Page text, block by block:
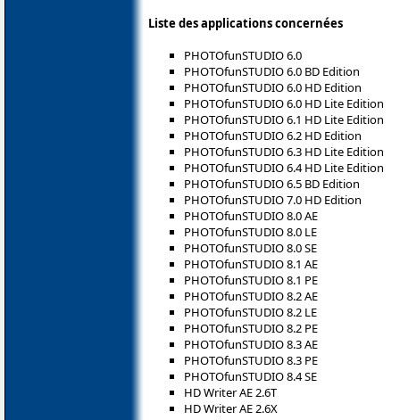
Liste des applications concernées
PHOTOfunSTUDIO 6.0
PHOTOfunSTUDIO 6.0 BD Edition
PHOTOfunSTUDIO 6.0 HD Edition
PHOTOfunSTUDIO 6.0 HD Lite Edition
PHOTOfunSTUDIO 6.1 HD Lite Edition
PHOTOfunSTUDIO 6.2 HD Edition
PHOTOfunSTUDIO 6.3 HD Lite Edition
PHOTOfunSTUDIO 6.4 HD Lite Edition
PHOTOfunSTUDIO 6.5 BD Edition
PHOTOfunSTUDIO 7.0 HD Edition
PHOTOfunSTUDIO 8.0 AE
PHOTOfunSTUDIO 8.0 LE
PHOTOfunSTUDIO 8.0 SE
PHOTOfunSTUDIO 8.1 AE
PHOTOfunSTUDIO 8.1 PE
PHOTOfunSTUDIO 8.2 AE
PHOTOfunSTUDIO 8.2 LE
PHOTOfunSTUDIO 8.2 PE
PHOTOfunSTUDIO 8.3 AE
PHOTOfunSTUDIO 8.3 PE
PHOTOfunSTUDIO 8.4 SE
HD Writer AE 2.6T
HD Writer AE 2.6X